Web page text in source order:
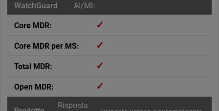
AI/ML
✓
✓
✓
✓
Risposta